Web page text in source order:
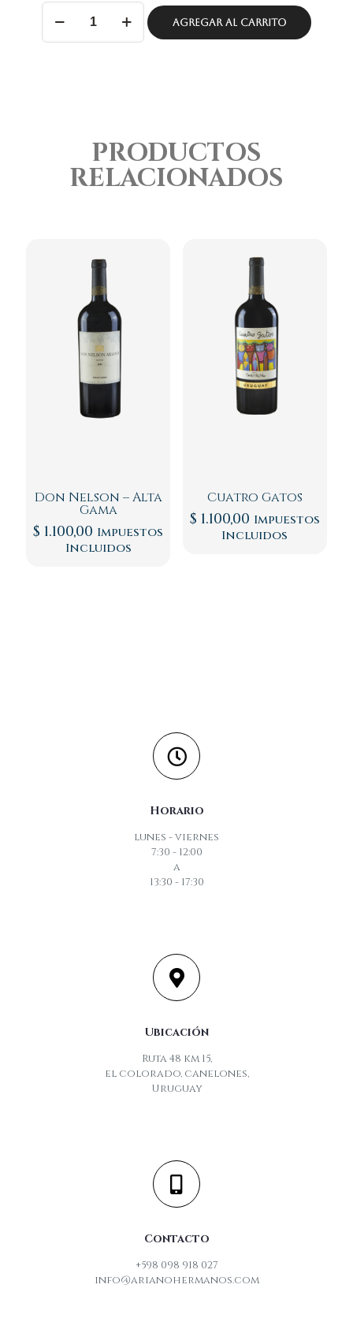
Don
Julio
Ariano
AGREGAR AL CARRITO
PRODUCTOS
RELACIONADOS
Don Nelson – Alta
Gama
$ 1.100,00 Impuestos
Incluidos
Cuatro Gatos
$ 1.100,00 Impuestos
Incluidos
Horario
lunes - viernes
7:30 - 12:00
a
13:30 - 17:30
Ubicación
Ruta 48 km 15,
el colorado, canelones,
Uruguay
Contacto
+598 098 918 027
info@arianohermanos.com